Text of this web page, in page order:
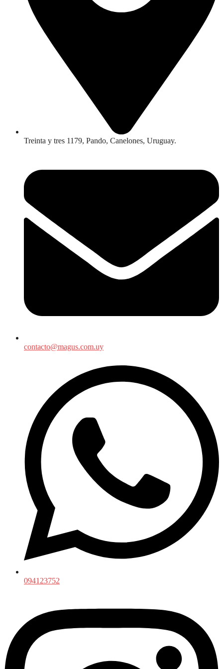
Treinta y tres 1179, Pando, Canelones, Uruguay.
contacto@magus.com.uy
094123752